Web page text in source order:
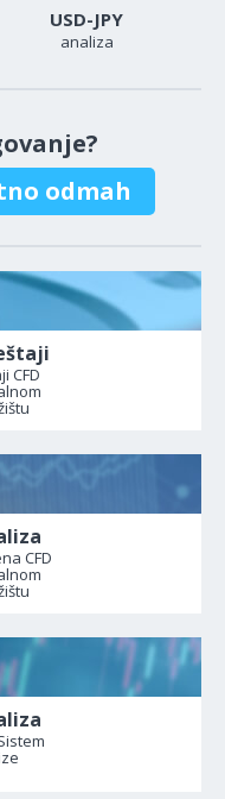
USD-JPY
analiza
odmah
CFD
CFD